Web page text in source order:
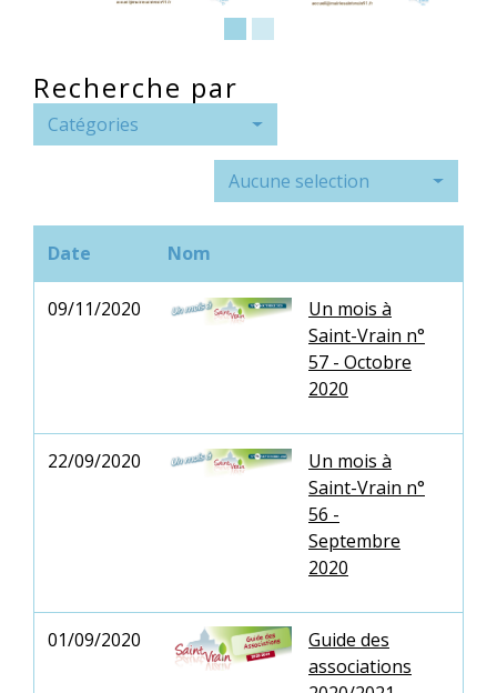
Recherche par
Catégories
Aucune selection
Date Nom
09/11/2020
Un mois à
Saint-Vrain n°
57 - Octobre
2020
22/09/2020
Un mois à
Saint-Vrain n°
56 -
Septembre
2020
01/09/2020
Guide des
associations